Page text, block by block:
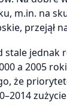
m.in. na
przejął
jednak
a 2005
że